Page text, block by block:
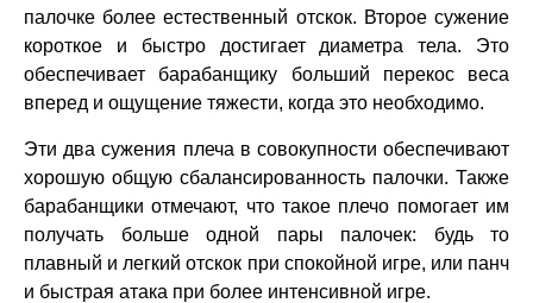
палочке более естественный отскок. Второе сужение
короткое и быстро достигает диаметра тела. Это
обеспечивает барабанщику больший перекос веса
вперед и ощущение тяжести, когда это необходимо.
Эти два сужения плеча в совокупности обеспечивают
хорошую общую сбалансированность палочки. Также
барабанщики отмечают, что такое плечо помогает им
получать больше одной пары палочек: будь то
плавный и легкий отскок при спокойной игре, или панч
и быстрая атака при более интенсивной игре.